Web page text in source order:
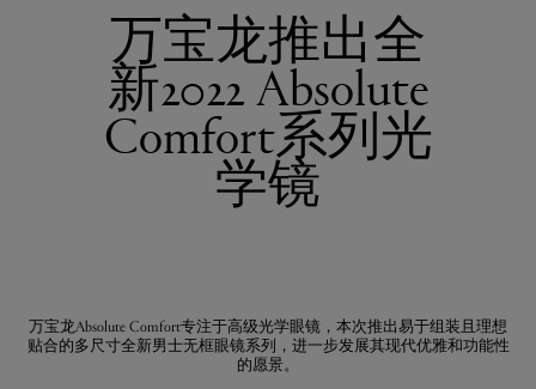
万宝龙推出全
新2022 Absolute
Comfort系列光
学镜
万宝龙Absolute Comfort专注于高级光学眼镜，本次推出易于组装且理想
贴合的多尺寸全新男士无框眼镜系列，进一步发展其现代优雅和功能性
的愿景。